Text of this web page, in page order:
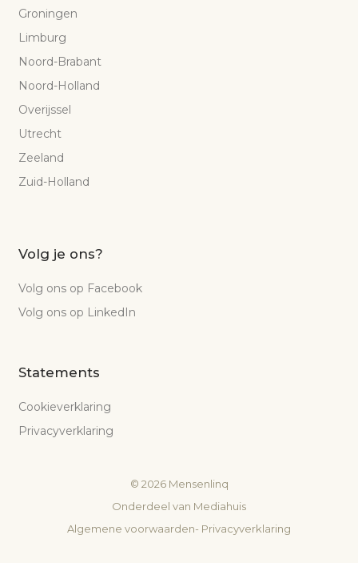
Groningen
Limburg
Noord-Brabant
Noord-Holland
Overijssel
Utrecht
Zeeland
Zuid-Holland
Volg je ons?
Volg ons op Facebook
Volg ons op LinkedIn
Statements
Cookieverklaring
Privacyverklaring
© 2026Mensenlinq
Onderdeel van Mediahuis
Algemene voorwaarden- Privacyverklaring